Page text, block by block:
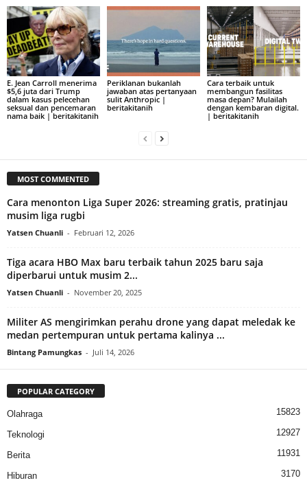
E. Jean Carroll menerima
$5,6 juta dari Trump
dalam kasus pelecehan
seksual dan pencemaran
nama baik | beritakitanih
Periklanan bukanlah
jawaban atas pertanyaan
sulit Anthropic |
beritakitanih
Cara terbaik untuk
membangun fasilitas
masa depan? Mulailah
dengan kembaran digital.
| beritakitanih
MOST COMMENTED
Cara menonton Liga Super 2026: streaming gratis, pratinjau
musim liga rugbi
Yatsen Chuanli - Februari 12, 2026
Tiga acara HBO Max baru terbaik tahun 2025 baru saja
diperbarui untuk musim 2...
Yatsen Chuanli - November 20, 2025
Militer AS mengirimkan perahu drone yang dapat meledak ke
medan pertempuran untuk pertama kalinya ...
Bintang Pamungkas - Juli 14, 2026
POPULAR CATEGORY
Olahraga 15823
Teknologi 12927
Berita 11931
Hiburan 3170